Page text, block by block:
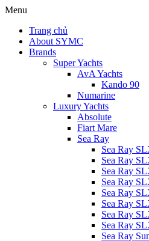
Menu
Trang chủ
About SYMC
Brands
Super Yachts
AvA Yachts
Kando 90
Numarine
Luxury Yachts
Absolute
Fiart Mare
Sea Ray
Sea Ray
Sea Ray
Sea Ray
Sea Ray
Sea Ray
Sea Ray
Sea Ray
Sea Ray
Sea Ray